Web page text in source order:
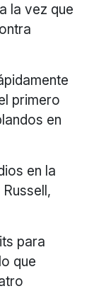
la vez que
primero
en
en la
para
que